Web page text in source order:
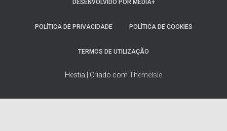
DESENVOLVIDO POR MEDIA+
POLÍTICA DE PRIVACIDADE POLÍTICA DE COOKIES
TERMOS DE UTILIZAÇÃO
Hestia | Criado com ThemeIsle